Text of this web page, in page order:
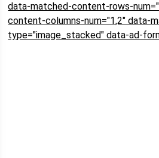
data-matched-content-rows-
content-columns-num="1,2" data-
type="image_stacked" data-ad-